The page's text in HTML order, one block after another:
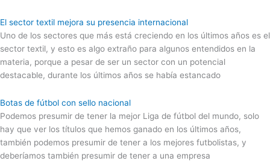
El sector textil mejora su presencia internacional
Uno de los sectores que más está creciendo en los últimos años es el
sector textil, y esto es algo extraño para algunos entendidos en la
materia, porque a pesar de ser un sector con un potencial
destacable, durante los últimos años se había estancado
Botas de fútbol con sello nacional
Podemos presumir de tener la mejor Liga de fútbol del mundo, solo
hay que ver los títulos que hemos ganado en los últimos años,
también podemos presumir de tener a los mejores futbolistas, y
deberíamos también presumir de tener a una empresa